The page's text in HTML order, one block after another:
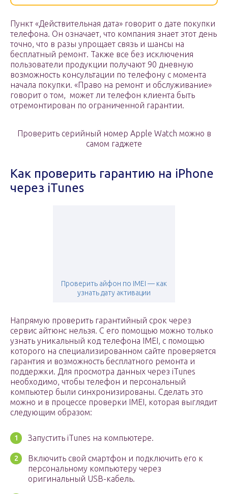
Пункт «Действительная дата» говорит о дате покупки
телефона. Он означает, что компания знает этот день
точно, что в разы упрощает связь и шансы на
бесплатный ремонт. Также все без исключения
пользователи продукции получают 90 дневную
возможность консультации по телефону с момента
начала покупки. «Право на ремонт и обслуживание»
говорит о том, может ли телефон клиента быть
отремонтирован по ограниченной гарантии.
Проверить серийный номер Apple Watch можно в
самом гаджете
Как проверить гарантию на iPhone
через iTunes
Проверить айфон по IMEI — как
узнать дату активации
Напрямую проверить гарантийный срок через
сервис айтюнс нельзя. С его помощью можно только
узнать уникальный код телефона IMEI, с помощью
которого на специализированном сайте проверяется
гарантия и возможность бесплатного ремонта и
поддержки. Для просмотра данных через iTunes
необходимо, чтобы телефон и персональный
компьютер были синхронизированы. Сделать это
можно и в процессе проверки IMEI, которая выглядит
следующим образом:
Запустить iTunes на компьютере.
Включить свой смартфон и подключить его к
персональному компьютеру через
оригинальный USB-кабель.